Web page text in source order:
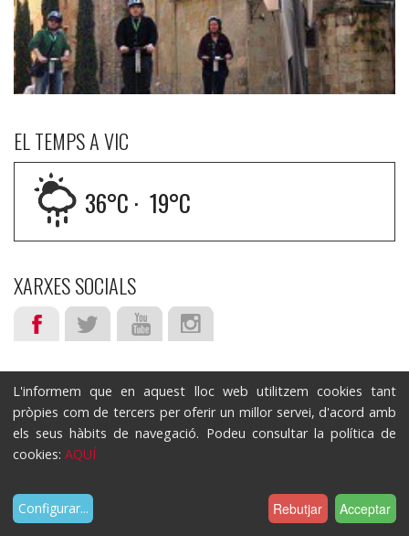
EL TEMPS A VIC
36°C · 19°C
XARXES SOCIALS
L'informem que en aquest lloc web utilitzem cookies tant
pròpies com de tercers per oferir un millor servei, d'acord amb
els seus hàbits de navegació. Podeu consultar la política de
cookies: AQUÍ
Configurar... Rebutjar Acceptar